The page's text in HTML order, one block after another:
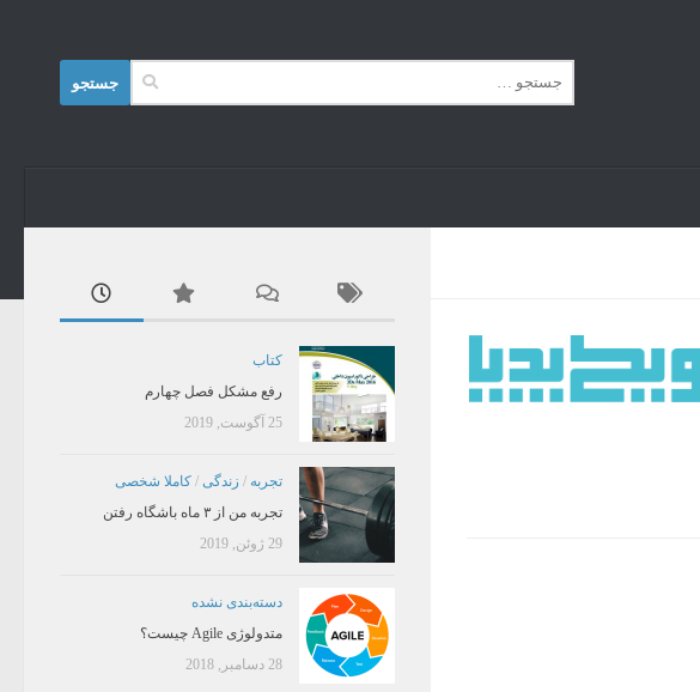
برای:
کتاب
رفع مشکل فصل چهارم
25 آگوست, 2019
تجربه / زندگی / کاملا شخصی
تجربه من از ۳ ماه باشگاه رفتن
29 ژوئن, 2019
دسته‌بندی نشده
متدولوژی Agile چیست؟
28 دسامبر, 2018